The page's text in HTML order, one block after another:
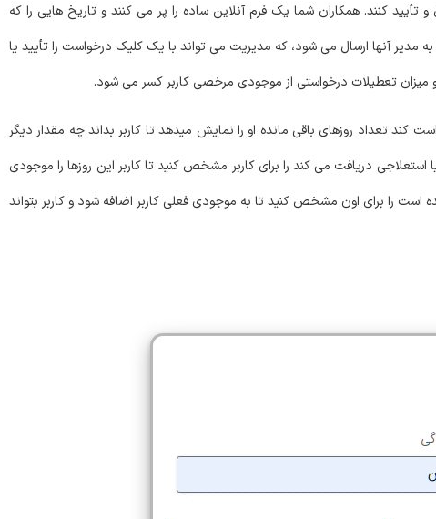
کنند. همکاران شما یک فرم آنلاین ساده را پر می کنند و تاریخ هایی را که
مدیر آنها ارسال می شود، که مدیریت می تواند با یک کلیک درخواست را تأیید یا
میزان تعطیلات درخواستی از موجودی مرخصی کاربر کسر می شود.
کند تعداد روزهای باقی مانده او را نمایش میدهد تا کاربر بداند چه مقدار دیگر
دریافت می کند را برای کاربر مشخص کنید تا کاربر این روزها را موجودی
است را برای اون مشخص کنید تا به موجودی فعلی کاربر اضافه شود و کاربر بتواند